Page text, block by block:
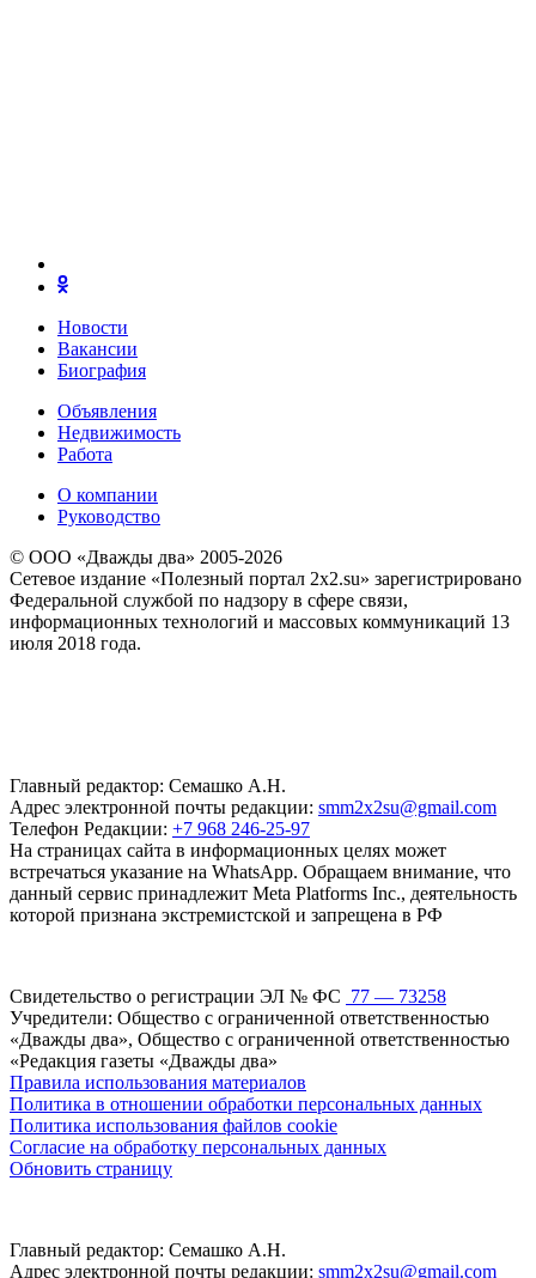
Новости
Вакансии
Биография
Объявления
Недвижимость
Работа
О компании
Руководство
© ООО «Дважды два» 2005-2026
Сетевое издание «Полезный портал 2x2.su» зарегистрировано
Федеральной службой по надзору в сфере связи,
информационных технологий и массовых коммуникаций 13
июля 2018 года.
Главный редактор: Семашко А.Н.
Адрес электронной почты редакции: smm2x2su@gmail.com
Телефон Редакции: +7 968 246-25-97
На страницах сайта в информационных целях может
встречаться указание на WhatsApp. Обращаем внимание, что
данный сервис принадлежит Meta Platforms Inc., деятельность
которой признана экстремистской и запрещена в РФ
Свидетельство о регистрации ЭЛ № ФС 77 — 73258
Учредители: Общество с ограниченной ответственностью
«Дважды два», Общество с ограниченной ответственностью
«Редакция газеты «Дважды два»
Правила использования материалов
Политика в отношении обработки персональных данных
Политика использования файлов cookie
Согласие на обработку персональных данных
Обновить страницу
Главный редактор: Семашко А.Н.
Адрес электронной почты редакции: smm2x2su@gmail.com